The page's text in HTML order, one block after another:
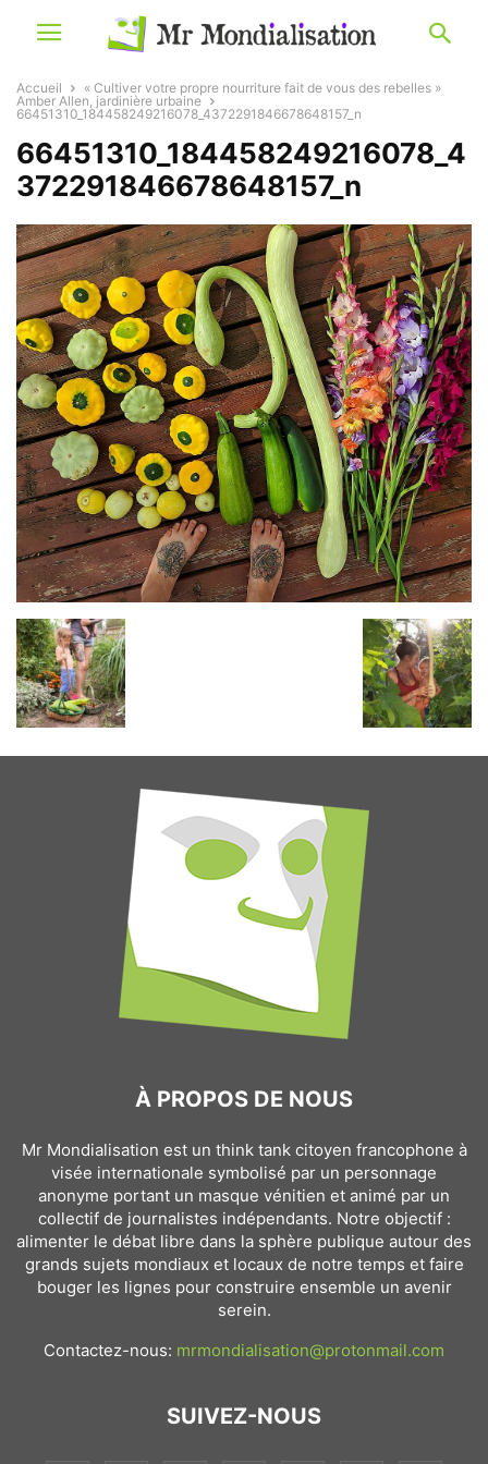
Accueil
« Cultiver votre propre nourriture fait de vous des rebelles »
Amber Allen, jardinière urbaine
66451310_184458249216078_4372291846678648157_n
66451310_184458249216078_4
372291846678648157_n
À PROPOS DE NOUS
Mr Mondialisation est un think tank citoyen francophone à
visée internationale symbolisé par un personnage
anonyme portant un masque vénitien et animé par un
collectif de journalistes indépendants. Notre objectif :
alimenter le débat libre dans la sphère publique autour des
grands sujets mondiaux et locaux de notre temps et faire
bouger les lignes pour construire ensemble un avenir
serein.
Contactez-nous: mrmondialisation@protonmail.com
SUIVEZ-NOUS